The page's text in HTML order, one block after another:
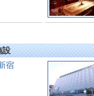
設
宿